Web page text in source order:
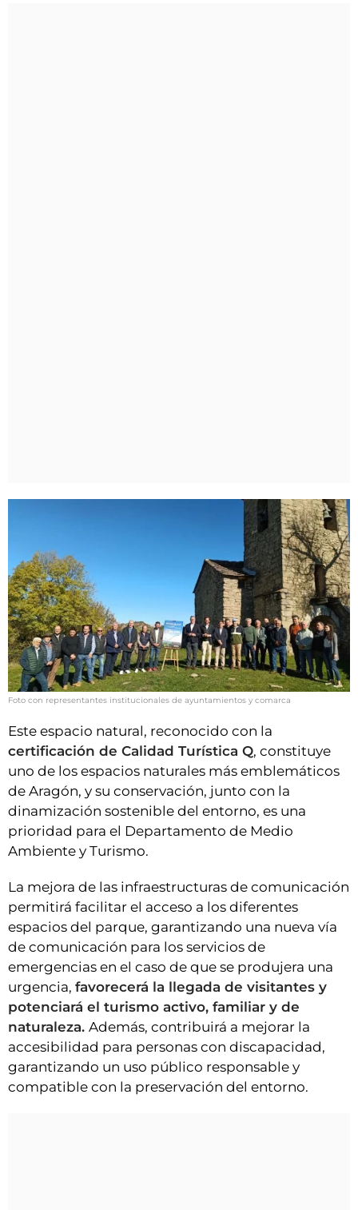
Foto con representantes institucionales de ayuntamientos y comarca
Este espacio natural, reconocido con la
certificación de Calidad Turística Q, constituye
uno de los espacios naturales más emblemáticos
de Aragón, y su conservación, junto con la
dinamización sostenible del entorno, es una
prioridad para el Departamento de Medio
Ambiente y Turismo.
La mejora de las infraestructuras de comunicación
permitirá facilitar el acceso a los diferentes
espacios del parque, garantizando una nueva vía
de comunicación para los servicios de
emergencias en el caso de que se produjera una
urgencia, favorecerá la llegada de visitantes y
potenciará el turismo activo, familiar y de
naturaleza. Además, contribuirá a mejorar la
accesibilidad para personas con discapacidad,
garantizando un uso público responsable y
compatible con la preservación del entorno.